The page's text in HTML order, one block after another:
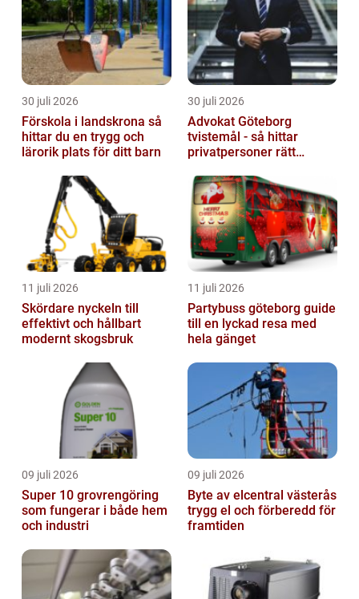
utforska oli...
30 juli 2026
Förskola i landskrona så
hittar du en trygg och
lärorik plats för ditt barn
30 juli 2026
Advokat Göteborg
tvistemål - så hittar
privatpersoner rätt
11 juli 2026
Skördare nyckeln till
effektivt och hållbart
modernt skogsbruk
11 juli 2026
Partybuss göteborg guide
till en lyckad resa med
hela gänget
09 juli 2026
Super 10 grovrengöring
som fungerar i både hem
och industri
09 juli 2026
Byte av elcentral västerås
trygg el och förberedd för
framtiden